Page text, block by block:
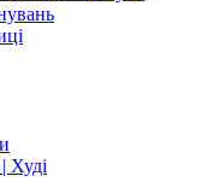
Худі